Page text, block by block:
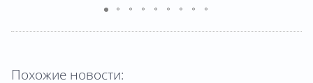
Похожие новости: